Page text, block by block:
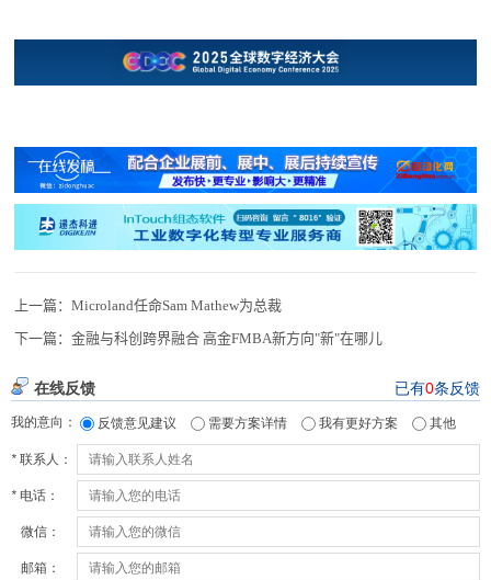
上一篇：Microland任命Sam Mathew为总裁
下一篇：金融与科创跨界融合 高金FMBA新方向"新"在哪儿